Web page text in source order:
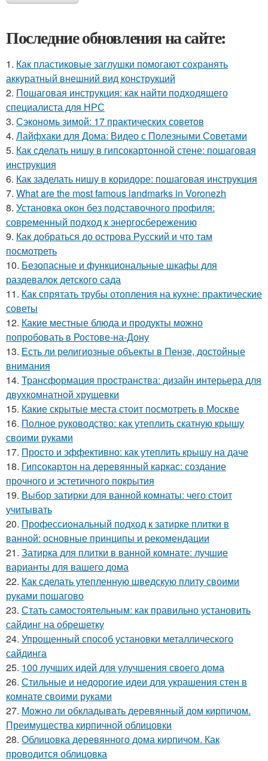
Последние обновления на сайте:
1. Как пластиковые заглушки помогают сохранять
аккуратный внешний вид конструкций
2. Пошаговая инструкция: как найти подходящего
специалиста для НРС
3. Сэкономь зимой: 17 практических советов
4. Лайфхаки для Дома: Видео с Полезными Советами
5. Как сделать нишу в гипсокартонной стене: пошаговая
инструкция
6. Как заделать нишу в коридоре: пошаговая инструкция
7. What are the most famous landmarks in Voronezh
8. Установка окон без подставочного профиля:
современный подход к энергосбережению
9. Как добраться до острова Русский и что там
посмотреть
10. Безопасные и функциональные шкафы для
раздевалок детского сада
11. Как спрятать трубы отопления на кухне: практические
советы
12. Какие местные блюда и продукты можно
попробовать в Ростове-на-Дону
13. Есть ли религиозные объекты в Пензе, достойные
внимания
14. Трансформация пространства: дизайн интерьера для
двухкомнатной хрущевки
15. Какие скрытые места стоит посмотреть в Москве
16. Полное руководство: как утеплить скатную крышу
своими руками
17. Просто и эффективно: как утеплить крышу на даче
18. Гипсокартон на деревянный каркас: создание
прочного и эстетичного покрытия
19. Выбор затирки для ванной комнаты: чего стоит
учитывать
20. Профессиональный подход к затирке плитки в
ванной: основные принципы и рекомендации
21. Затирка для плитки в ванной комнате: лучшие
варианты для вашего дома
22. Как сделать утепленную шведскую плиту своими
руками пошагово
23. Стать самостоятельным: как правильно установить
сайдинг на обрешетку
24. Упрощенный способ установки металлического
сайдинга
25. 100 лучших идей для улучшения своего дома
26. Стильные и недорогие идеи для украшения стен в
комнате своими руками
27. Можно ли обкладывать деревянный дом кирпичом.
Преимущества кирпичной облицовки
28. Облицовка деревянного дома кирпичом. Как
проводится облицовка